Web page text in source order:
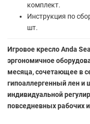
комплект.
Инструкция по
шт.
Игровое кресло Anda
эргономичное
месяца, сочетающее в
гипоаллергенный лен
индивидуальной
повседневных рабочих